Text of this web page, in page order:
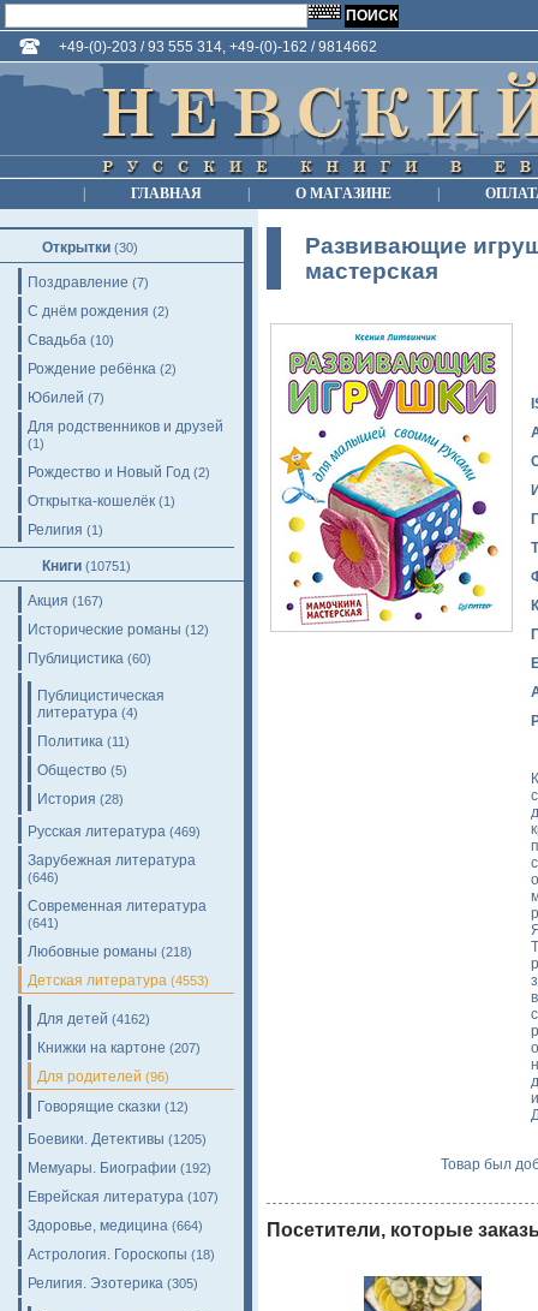
+49-(0)-203 / 93 555 314, +49-(0)-162 / 9814662
ГЛАВНАЯ О МАГАЗИНЕ
Открытки (30)
Поздравление (7)
С днём рождения (2)
Свадьба (10)
Рождение ребёнка (2)
Юбилей (7)
Для родственников и друзей
(1)
Рождество и Новый Год (2)
Открытка-кошелёк (1)
Религия (1)
Книги (10751)
Акция (167)
Исторические романы (12)
Публицистика (60)
Публицистическая
литература (4)
Политика (11)
Общество (5)
История (28)
Русская литература (469)
Зарубежная литература
(646)
Современная литература
(641)
Любовные романы (218)
Детская литература (4553)
Для детей (4162)
Книжки на картоне (207)
Для родителей (96)
Говорящие сказки (12)
Боевики. Детективы (1205)
Мемуары. Биографии (192)
Еврейская литература (107)
Здоровье, медицина (664)
Астрология. Гороскопы (18)
Религия. Эзотерика (305)
Развивающие
мастерская
Товар был
Посетители, которые